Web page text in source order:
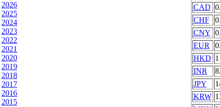
2026
2025
2024
2023
2022
2021
2020
2019
2018
2017
2016
2015
CAD
CHF
CNY
EUR
HKD 1
INR
JPY
KRW